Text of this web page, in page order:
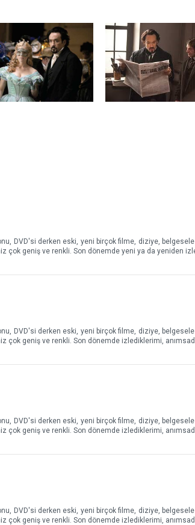
DVD'si derken eski, yeni birçok filme, diziye,
çok geniş ve renkli. Son dönemde yeni ya da yeniden
DVD'si derken eski, yeni birçok filme, diziye,
çok geniş ve renkli. Son dönemde izlediklerimi,
DVD'si derken eski, yeni birçok filme, diziye,
çok geniş ve renkli. Son dönemde izlediklerimi,
DVD'si derken eski, yeni birçok filme, diziye,
çok geniş ve renkli. Son dönemde izlediklerimi,